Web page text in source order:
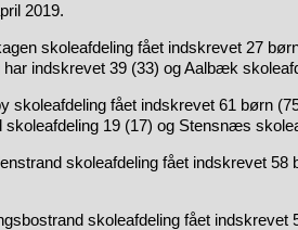
2019.
skoleafdeling fået indskrevet 27
indskrevet 39 (33) og Aalbæk
skoleafdeling fået indskrevet 61 børn
19 (17) og Stensnæs
skoleafdeling fået indskrevet 58
skoleafdeling fået